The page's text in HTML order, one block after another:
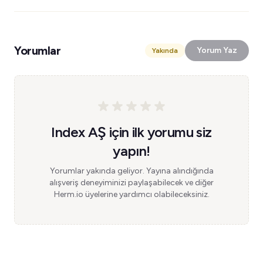
Yorumlar Yakında Yorum Yaz
Index AŞ için ilk yorumu siz
yapın!
Yorumlar yakında geliyor. Yayına alındığında
alışveriş deneyiminizi paylaşabilecek ve diğer
Herm.io üyelerine yardımcı olabileceksiniz.